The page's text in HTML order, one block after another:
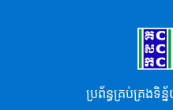
ប្រព័ន្ធគ្រប់គ្រងទិ